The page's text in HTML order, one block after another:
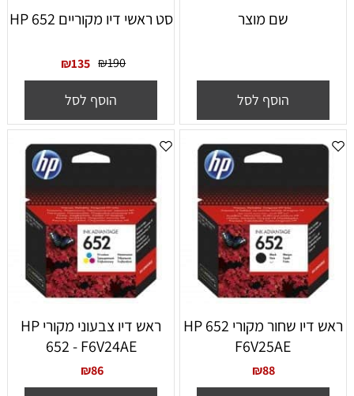
שם מוצר
הוסף לסל
סט ראשי דיו מקוריים HP 652
₪190
₪135
הוסף לסל
ראש דיו שחור מקורי 652 HP
F6V25AE
₪88
ראש דיו צבעוני מקורי HP
652 - F6V24AE
₪86